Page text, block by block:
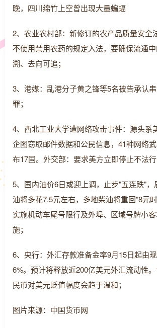
晚，四川绵竹上空曾出现大量蝙蝠
2、农业农村部：新修订的农产品质量安全
不使用禁用农药的规定入法，要确保流通
溯、去向可追；
3、港媒：乱港分子黄之锋等5名被告承认
罪；
4、西北工业大学遭网络攻击事件：源头系
企图窃取邮件数据和公民信息，41种网络
布17国。外交部：要求美方立即停止不法行
5、国内油价6日或迎上调，止步"五连跌"
油将多花7.5元左右，多地柴油将重回"8元
实施机动车尾号限行及外埠、区域号牌小
施；
6、央行：外汇存款准备金率9月15日起由
6%。预计将释放近200亿美元外汇流动性
民币对美元贬值幅度会趋于温和；
图片来源：中国货币网